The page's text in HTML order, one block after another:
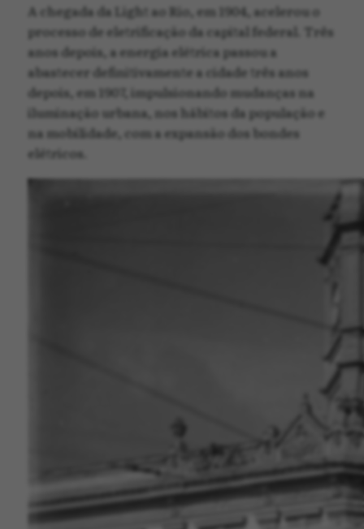
A chegada da Light ao Rio, em 1904, acelerou o
processo de eletrificação da capital federal. Três
anos depois, a energia elétrica passou a
abastecer definitivamente a cidade três anos
depois, em 1907, impulsionando mudanças na
iluminação urbana, nos hábitos da população e
na mobilidade, com a expansão dos bondes
elétricos.